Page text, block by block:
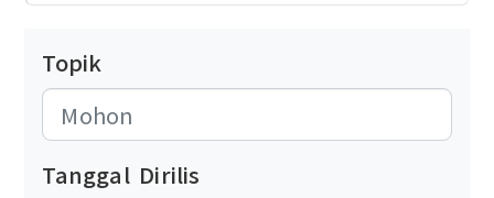
Topik
Tanggal Dirilis